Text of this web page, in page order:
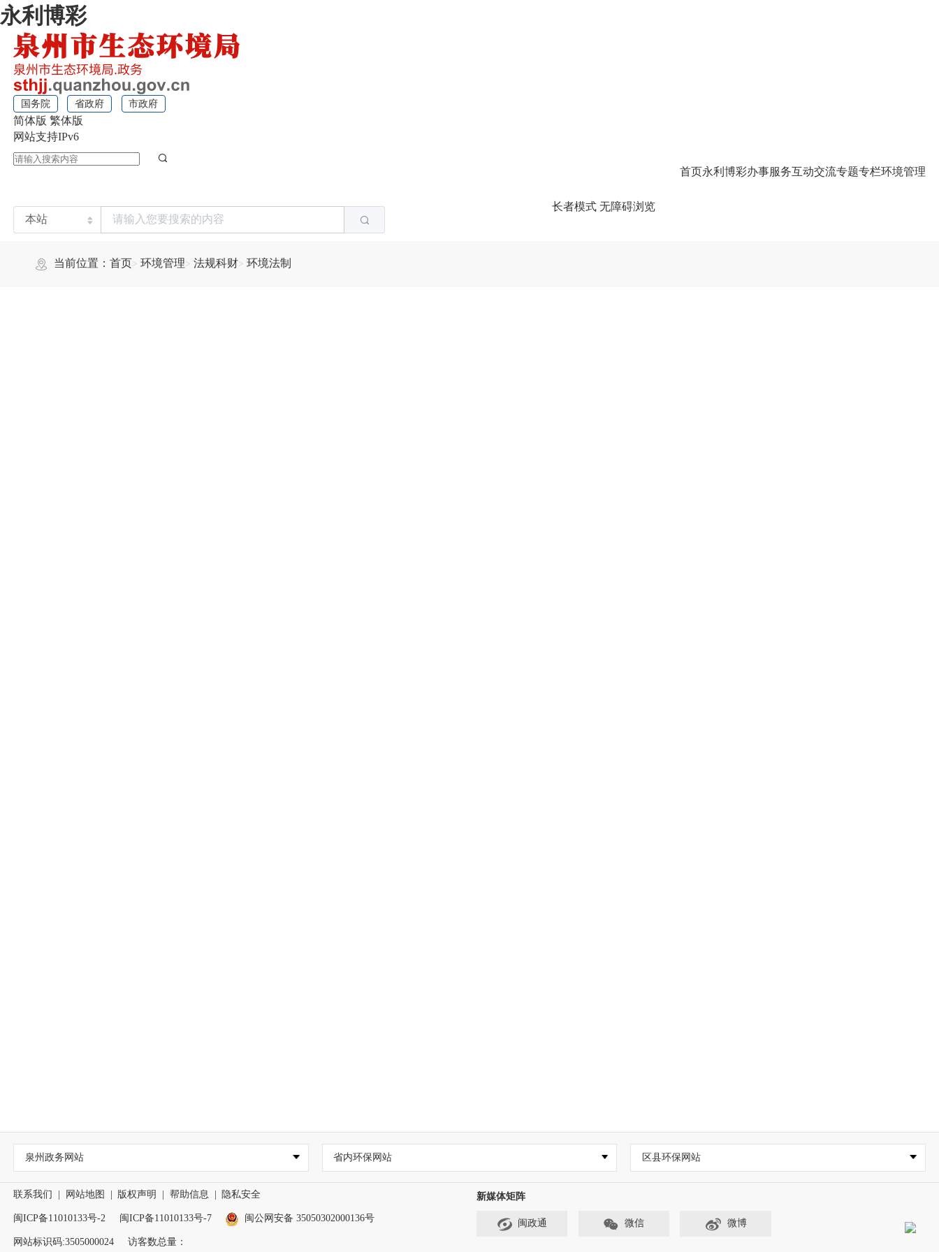
永利博彩
国务院 省政府 市政府
简体版 繁体版
网站支持IPv6
首页永利博彩办事服务互动交流专题专栏环境管理
长者模式 无障碍浏览
当前位置：首页 环境管理 法规科财 环境法制
泉州政务网站 省内环保网站 区县环保网站
联系我们 网站地图 版权声明 帮助信息 隐私安全
闽ICP备11010133号-2 闽ICP备11010133号-7 闽公网安备 35050302000136号
网站标识码:3505000024 访客数总量：
新媒体矩阵
闽政通 微信 微博